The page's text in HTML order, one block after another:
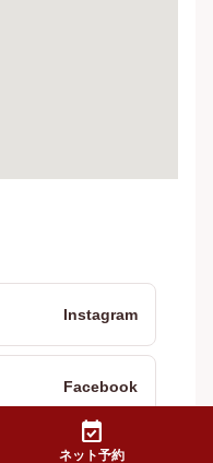
Instagram
Facebook
event_available
ネット予約